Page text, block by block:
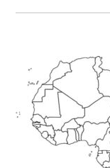
Primary
Sidebar